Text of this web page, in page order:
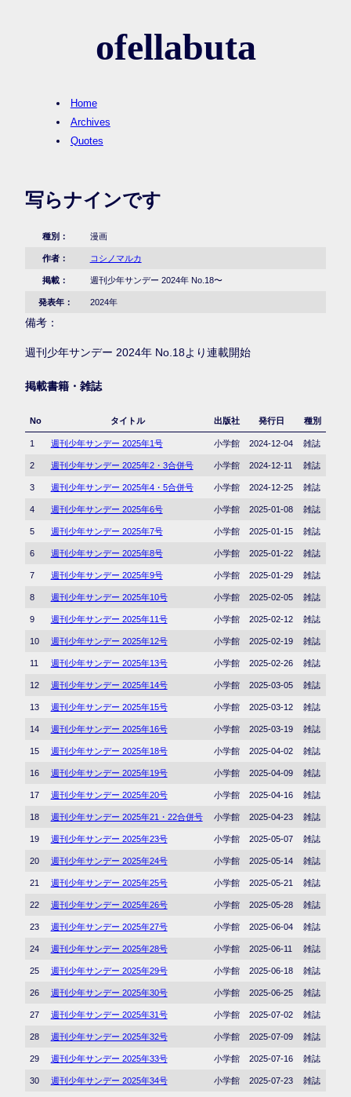
ofellabuta
Home
Archives
Quotes
写らナインです
種別： 漫画
作者： コシノマルカ
掲載： 週刊少年サンデー 2024年 No.18〜
発表年： 2024年
備考：
週刊少年サンデー 2024年 No.18より連載開始
掲載書籍・雑誌
No タイトル 出版社 発行日 種別
1 週刊少年サンデー 2025年1号 小学館 2024-12-04 雑誌
2 週刊少年サンデー 2025年2・3合併号 小学館 2024-12-11 雑誌
3 週刊少年サンデー 2025年4・5合併号 小学館 2024-12-25 雑誌
4 週刊少年サンデー 2025年6号 小学館 2025-01-08 雑誌
5 週刊少年サンデー 2025年7号 小学館 2025-01-15 雑誌
6 週刊少年サンデー 2025年8号 小学館 2025-01-22 雑誌
7 週刊少年サンデー 2025年9号 小学館 2025-01-29 雑誌
8 週刊少年サンデー 2025年10号 小学館 2025-02-05 雑誌
9 週刊少年サンデー 2025年11号 小学館 2025-02-12 雑誌
10 週刊少年サンデー 2025年12号 小学館 2025-02-19 雑誌
11 週刊少年サンデー 2025年13号 小学館 2025-02-26 雑誌
12 週刊少年サンデー 2025年14号 小学館 2025-03-05 雑誌
13 週刊少年サンデー 2025年15号 小学館 2025-03-12 雑誌
14 週刊少年サンデー 2025年16号 小学館 2025-03-19 雑誌
15 週刊少年サンデー 2025年18号 小学館 2025-04-02 雑誌
16 週刊少年サンデー 2025年19号 小学館 2025-04-09 雑誌
17 週刊少年サンデー 2025年20号 小学館 2025-04-16 雑誌
18 週刊少年サンデー 2025年21・22合併号 小学館 2025-04-23 雑誌
19 週刊少年サンデー 2025年23号 小学館 2025-05-07 雑誌
20 週刊少年サンデー 2025年24号 小学館 2025-05-14 雑誌
21 週刊少年サンデー 2025年25号 小学館 2025-05-21 雑誌
22 週刊少年サンデー 2025年26号 小学館 2025-05-28 雑誌
23 週刊少年サンデー 2025年27号 小学館 2025-06-04 雑誌
24 週刊少年サンデー 2025年28号 小学館 2025-06-11 雑誌
25 週刊少年サンデー 2025年29号 小学館 2025-06-18 雑誌
26 週刊少年サンデー 2025年30号 小学館 2025-06-25 雑誌
27 週刊少年サンデー 2025年31号 小学館 2025-07-02 雑誌
28 週刊少年サンデー 2025年32号 小学館 2025-07-09 雑誌
29 週刊少年サンデー 2025年33号 小学館 2025-07-16 雑誌
30 週刊少年サンデー 2025年34号 小学館 2025-07-23 雑誌